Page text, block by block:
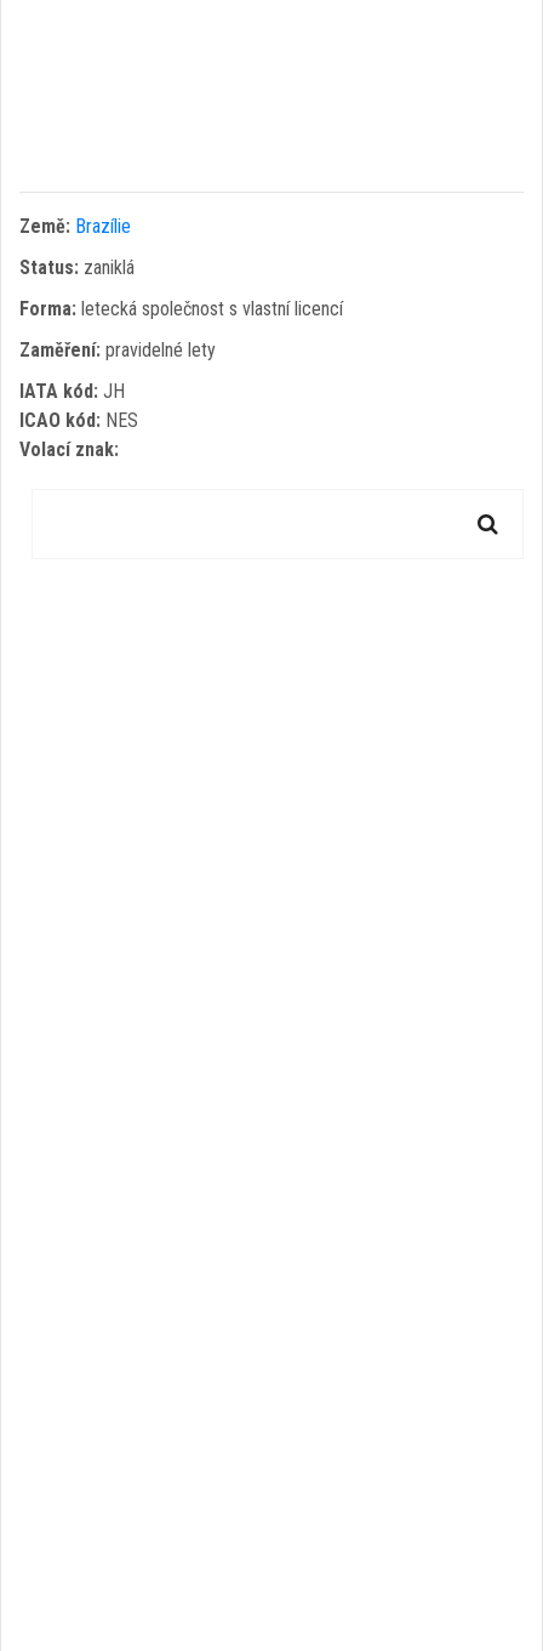
Země: Brazílie
Status: zaniklá
Forma: letecká společnost s vlastní licencí
Zaměření: pravidelné lety
IATA kód: JH
ICAO kód: NES
Volací znak: